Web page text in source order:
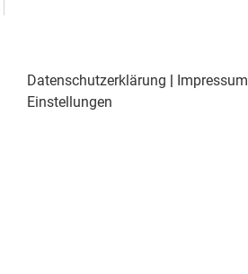
Datenschutzerklärung Impressum
Einstellungen